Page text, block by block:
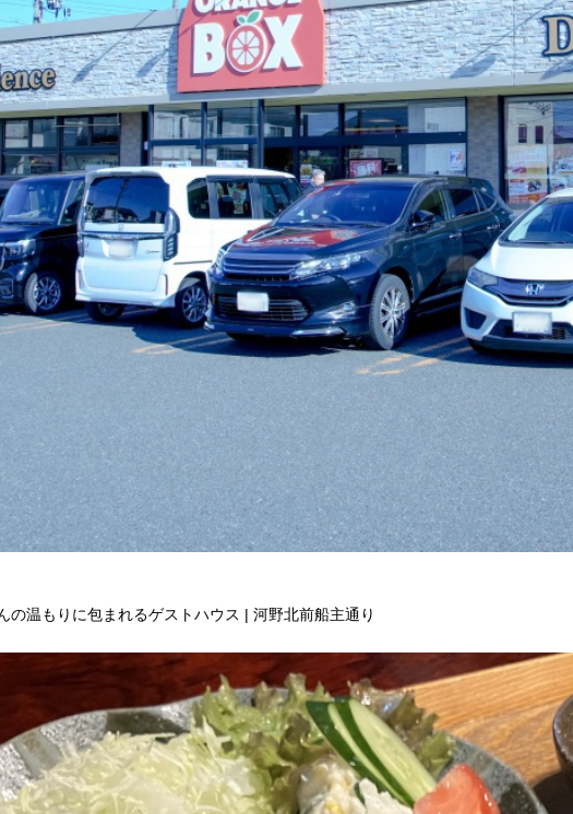
の温もりに包まれるゲストハウス | 河野北前船主通り